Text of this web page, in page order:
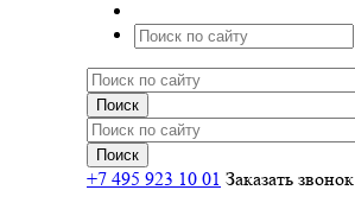
+7 495 923 10 01 Заказать звонок